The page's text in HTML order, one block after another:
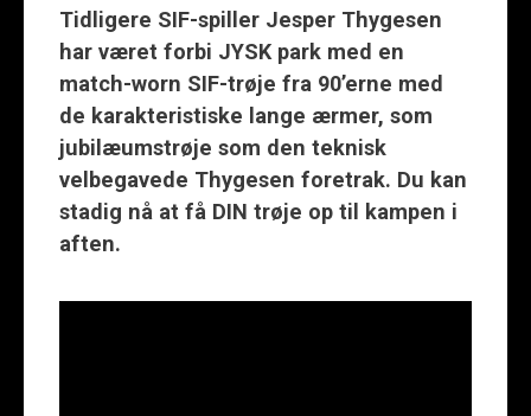
Tidligere SIF-spiller Jesper Thygesen
har været forbi JYSK park med en
match-worn SIF-trøje fra 90’erne med
de karakteristiske lange ærmer, som
jubilæumstrøje som den teknisk
velbegavede Thygesen foretrak. Du kan
stadig nå at få DIN trøje op til kampen i
aften.